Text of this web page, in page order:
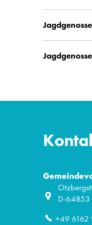
D-64853
+49